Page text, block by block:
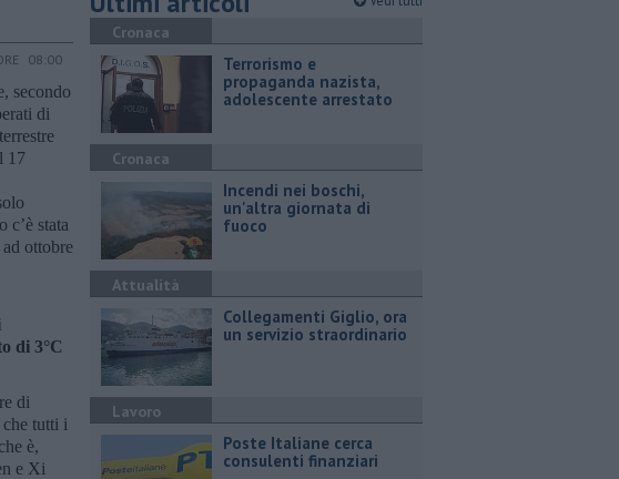
08:00
secondo
di
17
c’è stata
ottobre
di 3°C
di
tutti i
è,
e Xi
Cronaca
Terrorismo e
propaganda nazista,
adolescente arrestato
Cronaca
Incendi nei boschi,
un'altra giornata di
fuoco
Attualità
Collegamenti Giglio, ora
un servizio straordinario
Lavoro
Poste Italiane cerca
consulenti finanziari